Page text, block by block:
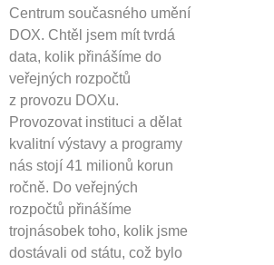
Centrum současného umění
DOX. Chtěl jsem mít tvrdá
data, kolik přinášíme do
veřejných rozpočtů
z provozu DOXu.
Provozovat instituci a dělat
kvalitní výstavy a programy
nás stojí 41 milionů korun
ročně. Do veřejných
rozpočtů přinášíme
trojnásobek toho, kolik jsme
dostávali od státu, což bylo